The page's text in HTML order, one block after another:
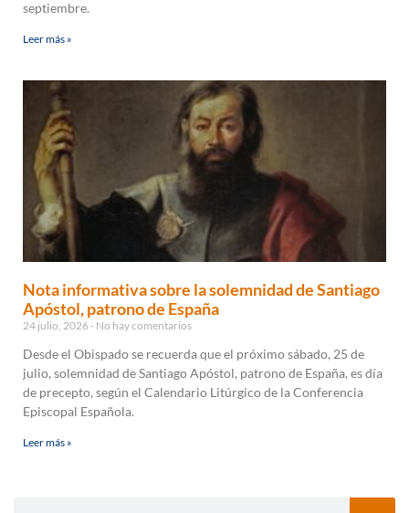
septiembre.
Leer más »
Nota informativa sobre la solemnidad de Santiago
Apóstol, patrono de España
24 julio, 2026 No hay comentarios
Desde el Obispado se recuerda que el próximo sábado, 25 de
julio, solemnidad de Santiago Apóstol, patrono de España, es día
de precepto, según el Calendario Litúrgico de la Conferencia
Episcopal Española.
Leer más »